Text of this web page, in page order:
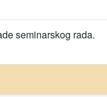
seminarskog rada.